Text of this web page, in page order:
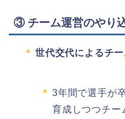
③ チーム運営のやり
世代交代によるチ
3年間で選手が
育成しつつチー